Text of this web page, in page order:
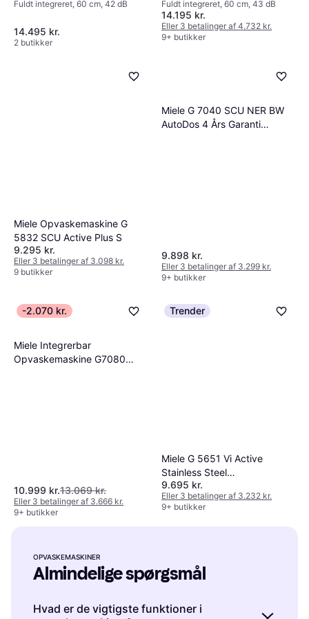
Fuldt integreret, 60 cm, 42 dB
14.495 kr.
2 butikker
Fuldt integreret, 60 cm, 43 dB
14.195 kr.
Eller 3 betalinger af 4.732 kr.
9+ butikker
Miele Opvaskemaskine G
5832 SCU Active Plus S
9.295 kr.
Eller 3 betalinger af 3.098 kr.
9 butikker
9.898 kr.
Eller 3 betalinger af 3.299 kr.
9+ butikker
-2.070 kr.
10.999 kr.13.069 kr.
Eller 3 betalinger af 3.666 kr.
9+ butikker
Trender
Miele G 5651 Vi Active
Stainless Steel
Opvaskemaskine
9.695 kr.
Eller 3 betalinger af 3.232 kr.
9+ butikker
OPVASKEMASKINER
Almindelige spørgsmål
Hvad er de vigtigste funktioner i